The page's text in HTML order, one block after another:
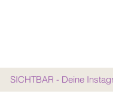
SICHTBAR - Deine